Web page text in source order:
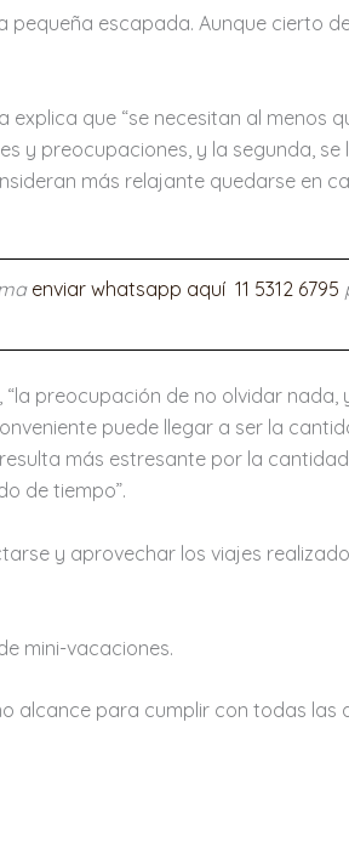
pequeña escapada. Aunque cierto
que “se necesitan al menos
y preocupaciones, y la segunda,
más relajante quedarse en
enviar whatsapp aquí 11 5312 6795
preocupación de no olvidar nada,
puede llegar a ser la
más estresante por la
de tiempo”.
y aprovechar los viajes
mini-vacaciones.
alcance para cumplir con todas las